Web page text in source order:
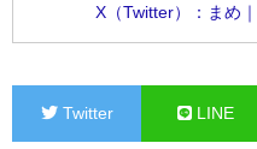
X（Twitter）：まめ
Twitter LINE